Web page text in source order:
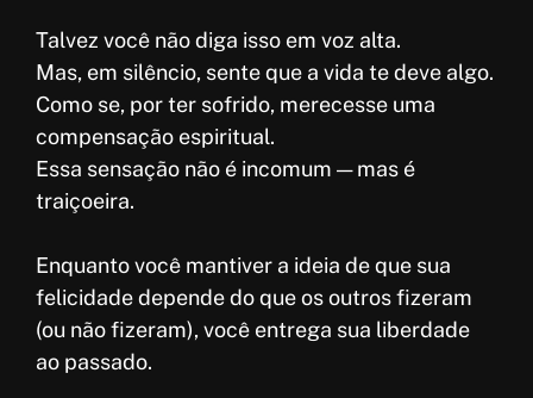
Talvez você não diga isso em voz alta.
Mas, em silêncio, sente que a vida te deve algo.
Como se, por ter sofrido, merecesse uma
compensação espiritual.
Essa sensação não é incomum — mas é
traiçoeira.
Enquanto você mantiver a ideia de que sua
felicidade depende do que os outros fizeram
(ou não fizeram), você entrega sua liberdade
ao passado.